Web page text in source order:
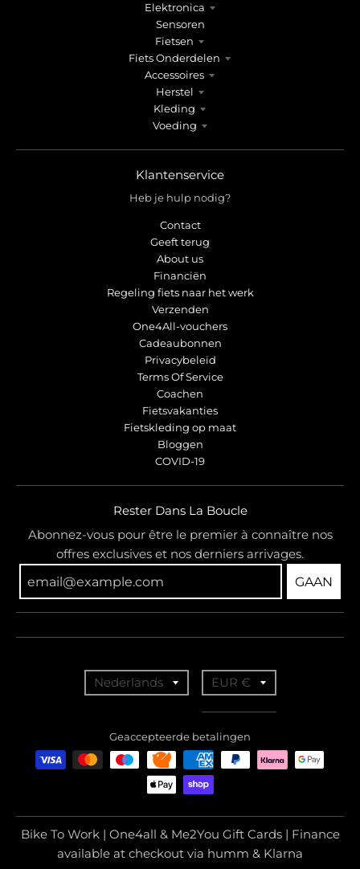
Elektronica
Sensoren
Fietsen
Fiets Onderdelen
Accessoires
Herstel
Kleding
Voeding
Klantenservice
Heb je hulp nodig?
Contact
Geeft terug
About us
Financiën
Regeling fiets naar het werk
Verzenden
One4All-vouchers
Cadeaubonnen
Privacybeleid
Terms Of Service
Coachen
Fietsvakanties
Fietskleding op maat
Bloggen
COVID-19
Rester Dans La Boucle
Abonnez-vous pour être le premier à connaître nos
offres exclusives et nos derniers arrivages.
GAAN
n
a
t
Nederlands
a
n
s
l
a
t
EUR €
Geaccepteerde betalingen
Bike To Work | One4all & Me2You Gift Cards | Finance
available at checkout via humm & Klarna